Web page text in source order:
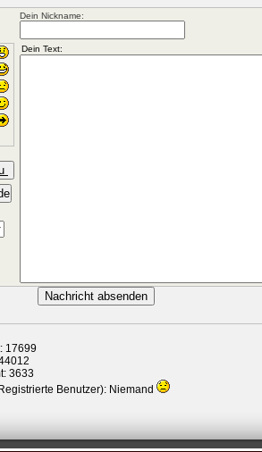
Dein Nickname:
17699
3633
Benutzer): Niemand